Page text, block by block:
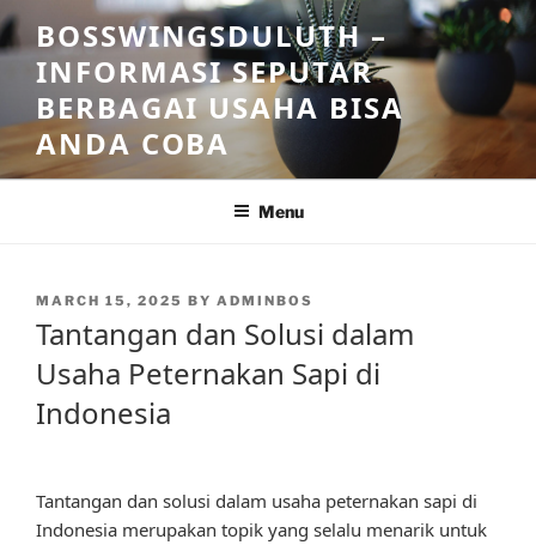
Skip
to
content
BOSSWINGSDULUTH –
INFORMASI SEPUTAR
BERBAGAI USAHA BISA
ANDA COBA
Menu
POSTED
MARCH 15, 2025 BY ADMINBOS
Tantangan dan Solusi dalam
Usaha Peternakan Sapi di
Indonesia
Tantangan dan solusi dalam usaha peternakan sapi di
Indonesia merupakan topik yang selalu menarik untuk